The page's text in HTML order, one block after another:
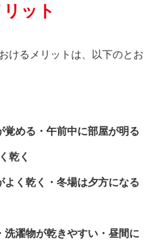
ット
けるメリットは、以下のとお
める・午前中に部屋が明る
乾く
く乾く・冬場は夕方になる
濯物が乾きやすい・昼間に